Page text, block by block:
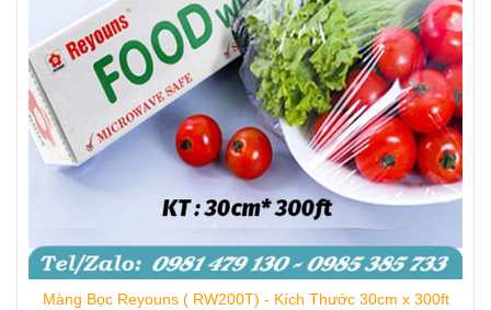
Màng Bọc Reyouns ( RW200T) - Kích Thước 30cm x 300ft